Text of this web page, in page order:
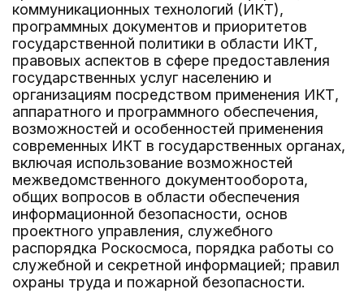
коммуникационных технологий (ИКТ),
программных документов и приоритетов
государственной политики в области ИКТ,
правовых аспектов в сфере предоставления
государственных услуг населению и
организациям посредством применения ИКТ,
аппаратного и программного обеспечения,
возможностей и особенностей применения
современных ИКТ в государственных органах,
включая использование возможностей
межведомственного документооборота,
общих вопросов в области обеспечения
информационной безопасности, основ
проектного управления, служебного
распорядка Роскосмоса, порядка работы со
служебной и секретной информацией; правил
охраны труда и пожарной безопасности.